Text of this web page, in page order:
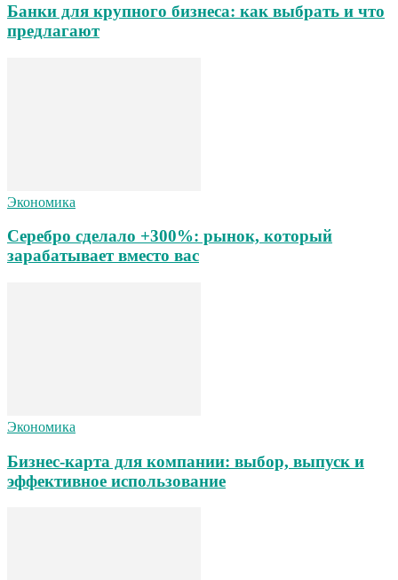
Банки для крупного бизнеса: как выбрать и что
предлагают
Экономика
Серебро сделало +300%: рынок, который
зарабатывает вместо вас
Экономика
Бизнес-карта для компании: выбор, выпуск и
эффективное использование